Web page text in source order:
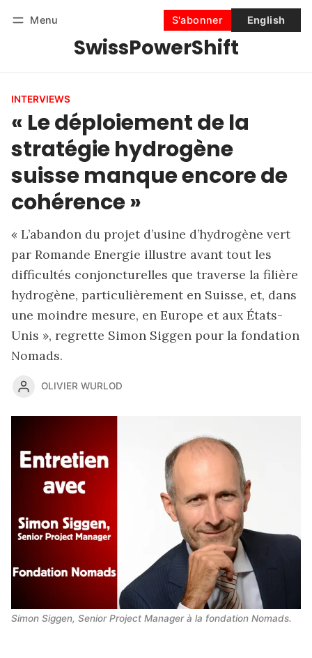
Menu
SwissPowerShift
S'abonner English
Se connecter S'abonner
INTERVIEWS
« Le déploiement de la
stratégie hydrogène
suisse manque encore de
cohérence »
« L’abandon du projet d’usine d’hydrogène vert
par Romande Energie illustre avant tout les
difficultés conjoncturelles que traverse la filière
hydrogène, particulièrement en Suisse, et, dans
une moindre mesure, en Europe et aux États-
Unis », regrette Simon Siggen pour la fondation
Nomads.
OLIVIER WURLOD
Simon Siggen, Senior Project Manager à la fondation Nomads.